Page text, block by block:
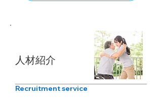
​人材紹介
Recruitment service